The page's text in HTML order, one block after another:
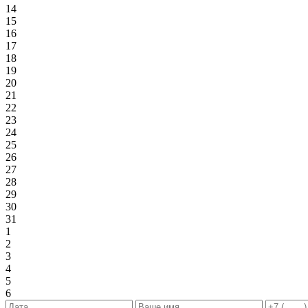
14
15
16
17
18
19
20
21
22
23
24
25
26
27
28
29
30
31
1
2
3
4
5
6